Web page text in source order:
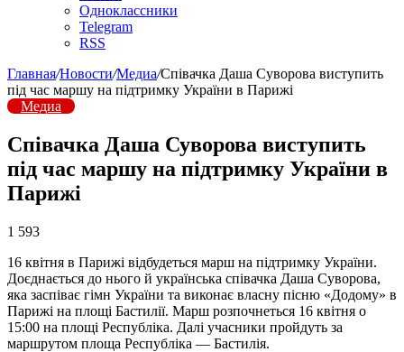
Одноклассники
Telegram
RSS
Главная/Новости/Медиа/Співачка Даша Суворова виступить
під час маршу на підтримку України в Парижі
Медиа
Співачка Даша Суворова виступить
під час маршу на підтримку України в
Парижі
1 593
16 квітня в Парижі відбудеться марш на підтримку України.
Доєднається до нього й українська співачка Даша Суворова,
яка заспіває гімн України та виконає власну пісню «Додому» в
Парижі на площі Бастилії. Марш розпочнеться 16 квітня о
15:00 на площі Республіка. Далі учасники пройдуть за
маршрутом площа Республіка — Бастилія.